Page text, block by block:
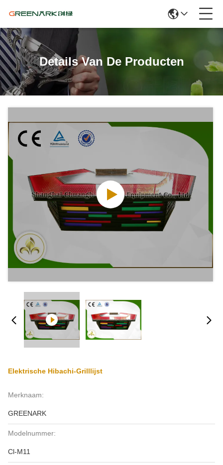
Details Van De Producten
Elektrische Hibachi-Grilllijst
Merknaam:
GREENARK
Modelnummer:
Cl-M11